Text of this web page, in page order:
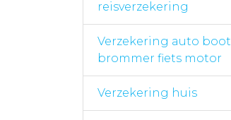
reisverzekering
Verzekering auto boot
brommer fiets motor
Verzekering huis